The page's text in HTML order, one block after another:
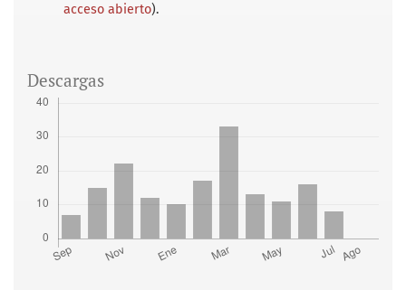
acceso abierto).
Descargas